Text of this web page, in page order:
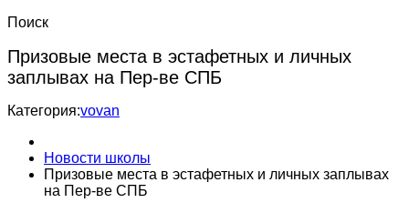
Поиск
Призовые места в эстафетных и личных
заплывах на Пер-ве СПБ
Категория:vovan
Новости школы
Призовые места в эстафетных и личных заплывах
на Пер-ве СПБ